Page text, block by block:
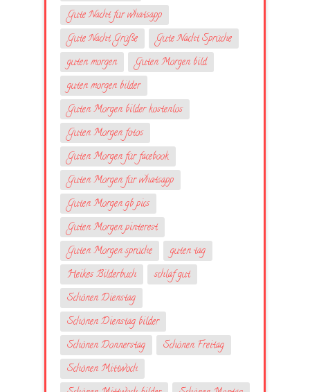
Gute Nacht für whatsapp
Gute Nacht Grüße
Gute Nacht Sprüche
guten morgen
Guten Morgen bild
guten morgen bilder
Guten Morgen bilder kostenlos
Guten Morgen fotos
Guten Morgen für facebook
Guten Morgen für whatsapp
Guten Morgen gb pics
Guten Morgen pinterest
Guten Morgen sprüche
guten tag
Heikes Bilderbuch
schlaf gut
Schönen Dienstag
Schönen Dienstag bilder
Schönen Donnerstag
Schönen Freitag
Schönen Mittwoch